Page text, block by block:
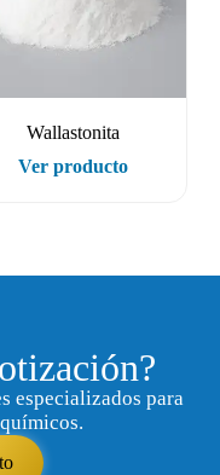
Wallastonita
Ver producto
especializados para